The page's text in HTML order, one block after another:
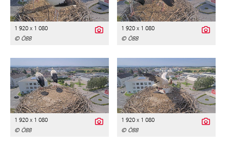
1 920 x 1 080
© ÖBB
1 920 x 1 080
© ÖBB
1 920 x 1 080
© ÖBB
1 920 x 1 080
© ÖBB